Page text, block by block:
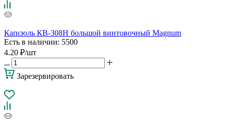
Капсюль КВ-308Н большой винтовочный Magnum
Есть в наличии: 5500
4.20 ₽/шт
Зарезервировать